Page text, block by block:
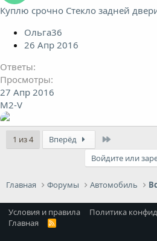
Куплю срочно Стекло задней
Ольга36
26 Апр 2016
Ответы
Просмотры
27 Апр 2016
M2-V
1 из 4 Вперёд
Войдите или
Главная Форумы Автомобиль
Условия и правила Политика
Главная
R